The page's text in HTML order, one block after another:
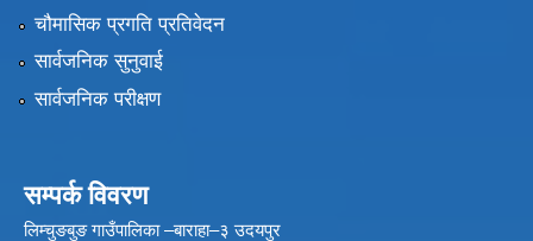
चौमासिक प्रगति प्रतिवेदन
सार्वजनिक सुनुवाई
सार्वजनिक परीक्षण
सम्पर्क विवरण
लिम्चुङबुङ गाउँपालिका –बाराहा–३ उदयपुर